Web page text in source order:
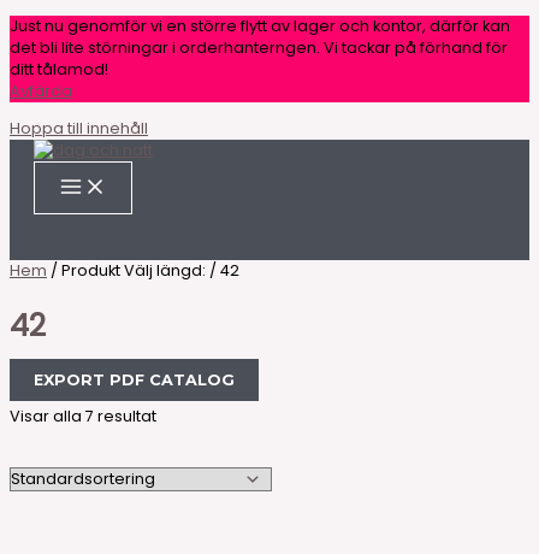
Just nu genomför vi en större flytt av lager och kontor, därför kan
det bli lite störningar i orderhanterngen. Vi tackar på förhand för
ditt tålamod!
Avfärda
Hoppa till innehåll
Hem / Produkt Välj längd: / 42
42
EXPORT PDF CATALOG
Visar alla 7 resultat